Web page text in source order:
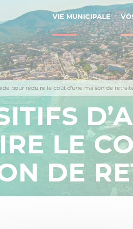
VIE MUNICIPALE
pour réduire le coût d’une maison de
LE
DE